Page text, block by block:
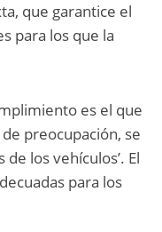
que garantice el
para los que la
es el que
preocupación, se
los vehículos’. El
para los